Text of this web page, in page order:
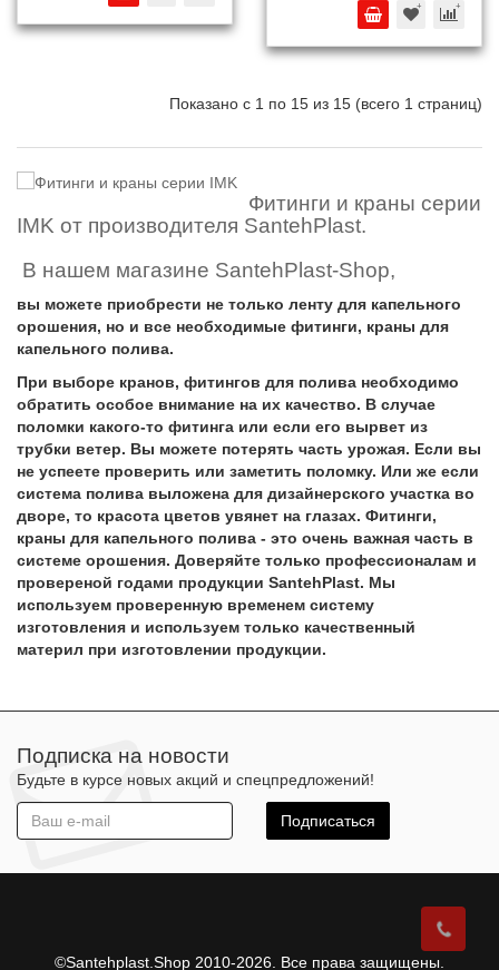
Показано с 1 по 15 из 15 (всего 1 страниц)
Фитинги и краны серии
IMK от производителя SantehPlast.
В нашем магазине SantehPlast-Shop,
вы можете приобрести не только ленту для капельного
орошения, но и все необходимые фитинги, краны для
капельного полива.
При выборе кранов, фитингов для полива необходимо
обратить особое внимание на их качество. В случае
поломки какого-то фитинга или если его вырвет из
трубки ветер. Вы можете потерять часть урожая. Если вы
не успеете проверить или заметить поломку. Или же если
система полива выложена для дизайнерского участка во
дворе, то красота цветов увянет на глазах. Фитинги,
краны для капельного полива - это очень важная часть в
системе орошения. Доверяйте только профессионалам и
провереной годами продукции SantehPlast. Мы
используем проверенную временем систему
изготовления и используем только качественный
материл при изготовлении продукции.
Подписка на новости
Будьте в курсе новых акций и спецпредложений!
Подписаться
©Santehplast.Shop 2010-2026. Все права защищены.